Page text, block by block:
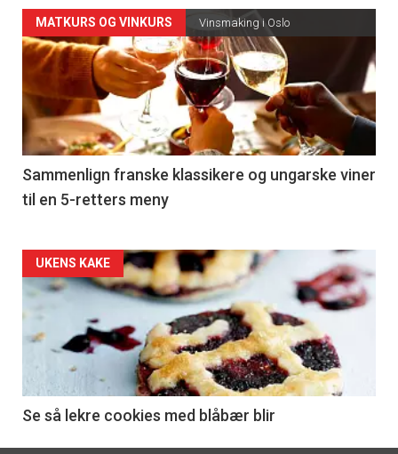
Forsiden
akkurat
nå
-
5
MATKURS OG VINKURS Vinsmaking i Oslo
Sammenlign franske klassikere og ungarske viner
til en 5-retters meny
Forsiden
akkurat
nå
6
UKENS KAKE
Se så lekre cookies med blåbær blir